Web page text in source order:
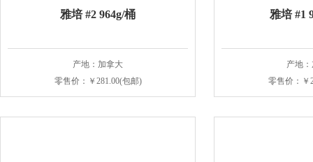
雅培 #2 964g/桶
产地：加拿大
零售价：￥281.00(包邮)
雅培 #1
产地
零售价：￥